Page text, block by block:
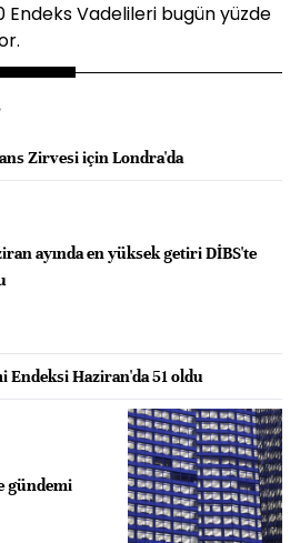
Vadelileri bugün yüzde
Zirvesi için Londra'da
ayında en yüksek getiri DİBS'te
Haziran'da 51 oldu
gündemi